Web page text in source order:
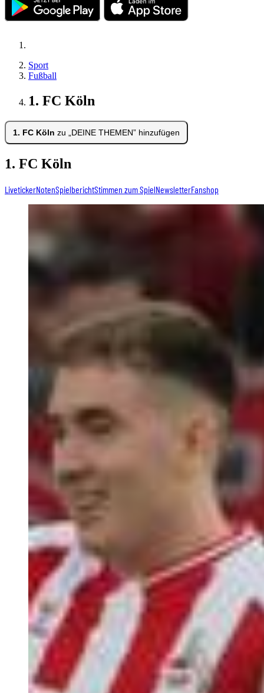
Sport
Fußball
1. FC Köln
1. FC Köln zu „DEINE THEMEN” hinzufügen
1. FC Köln
LivetickerNotenSpielberichtStimmen zum SpielNewsletterFanshop